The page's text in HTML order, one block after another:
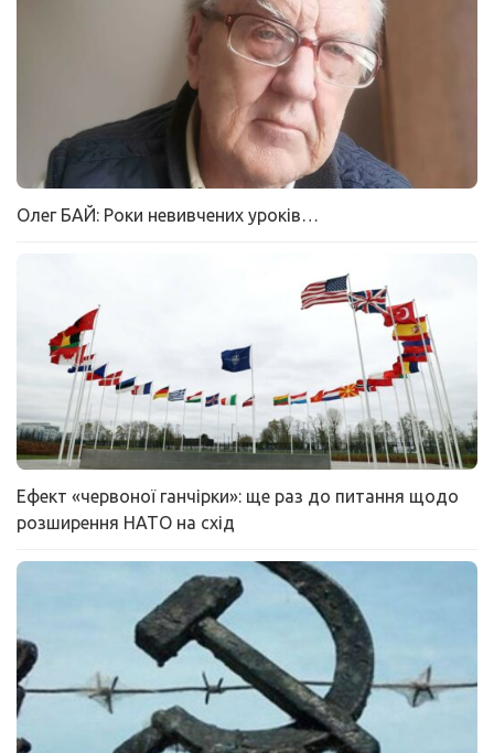
Олег БАЙ: Роки невивчених уроків…
Ефект «червоної ганчірки»: ще раз до питання щодо
розширення НАТО на схід